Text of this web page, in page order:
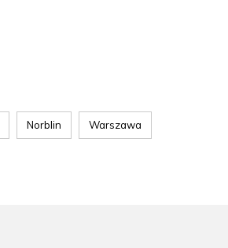
Norblin Warszawa